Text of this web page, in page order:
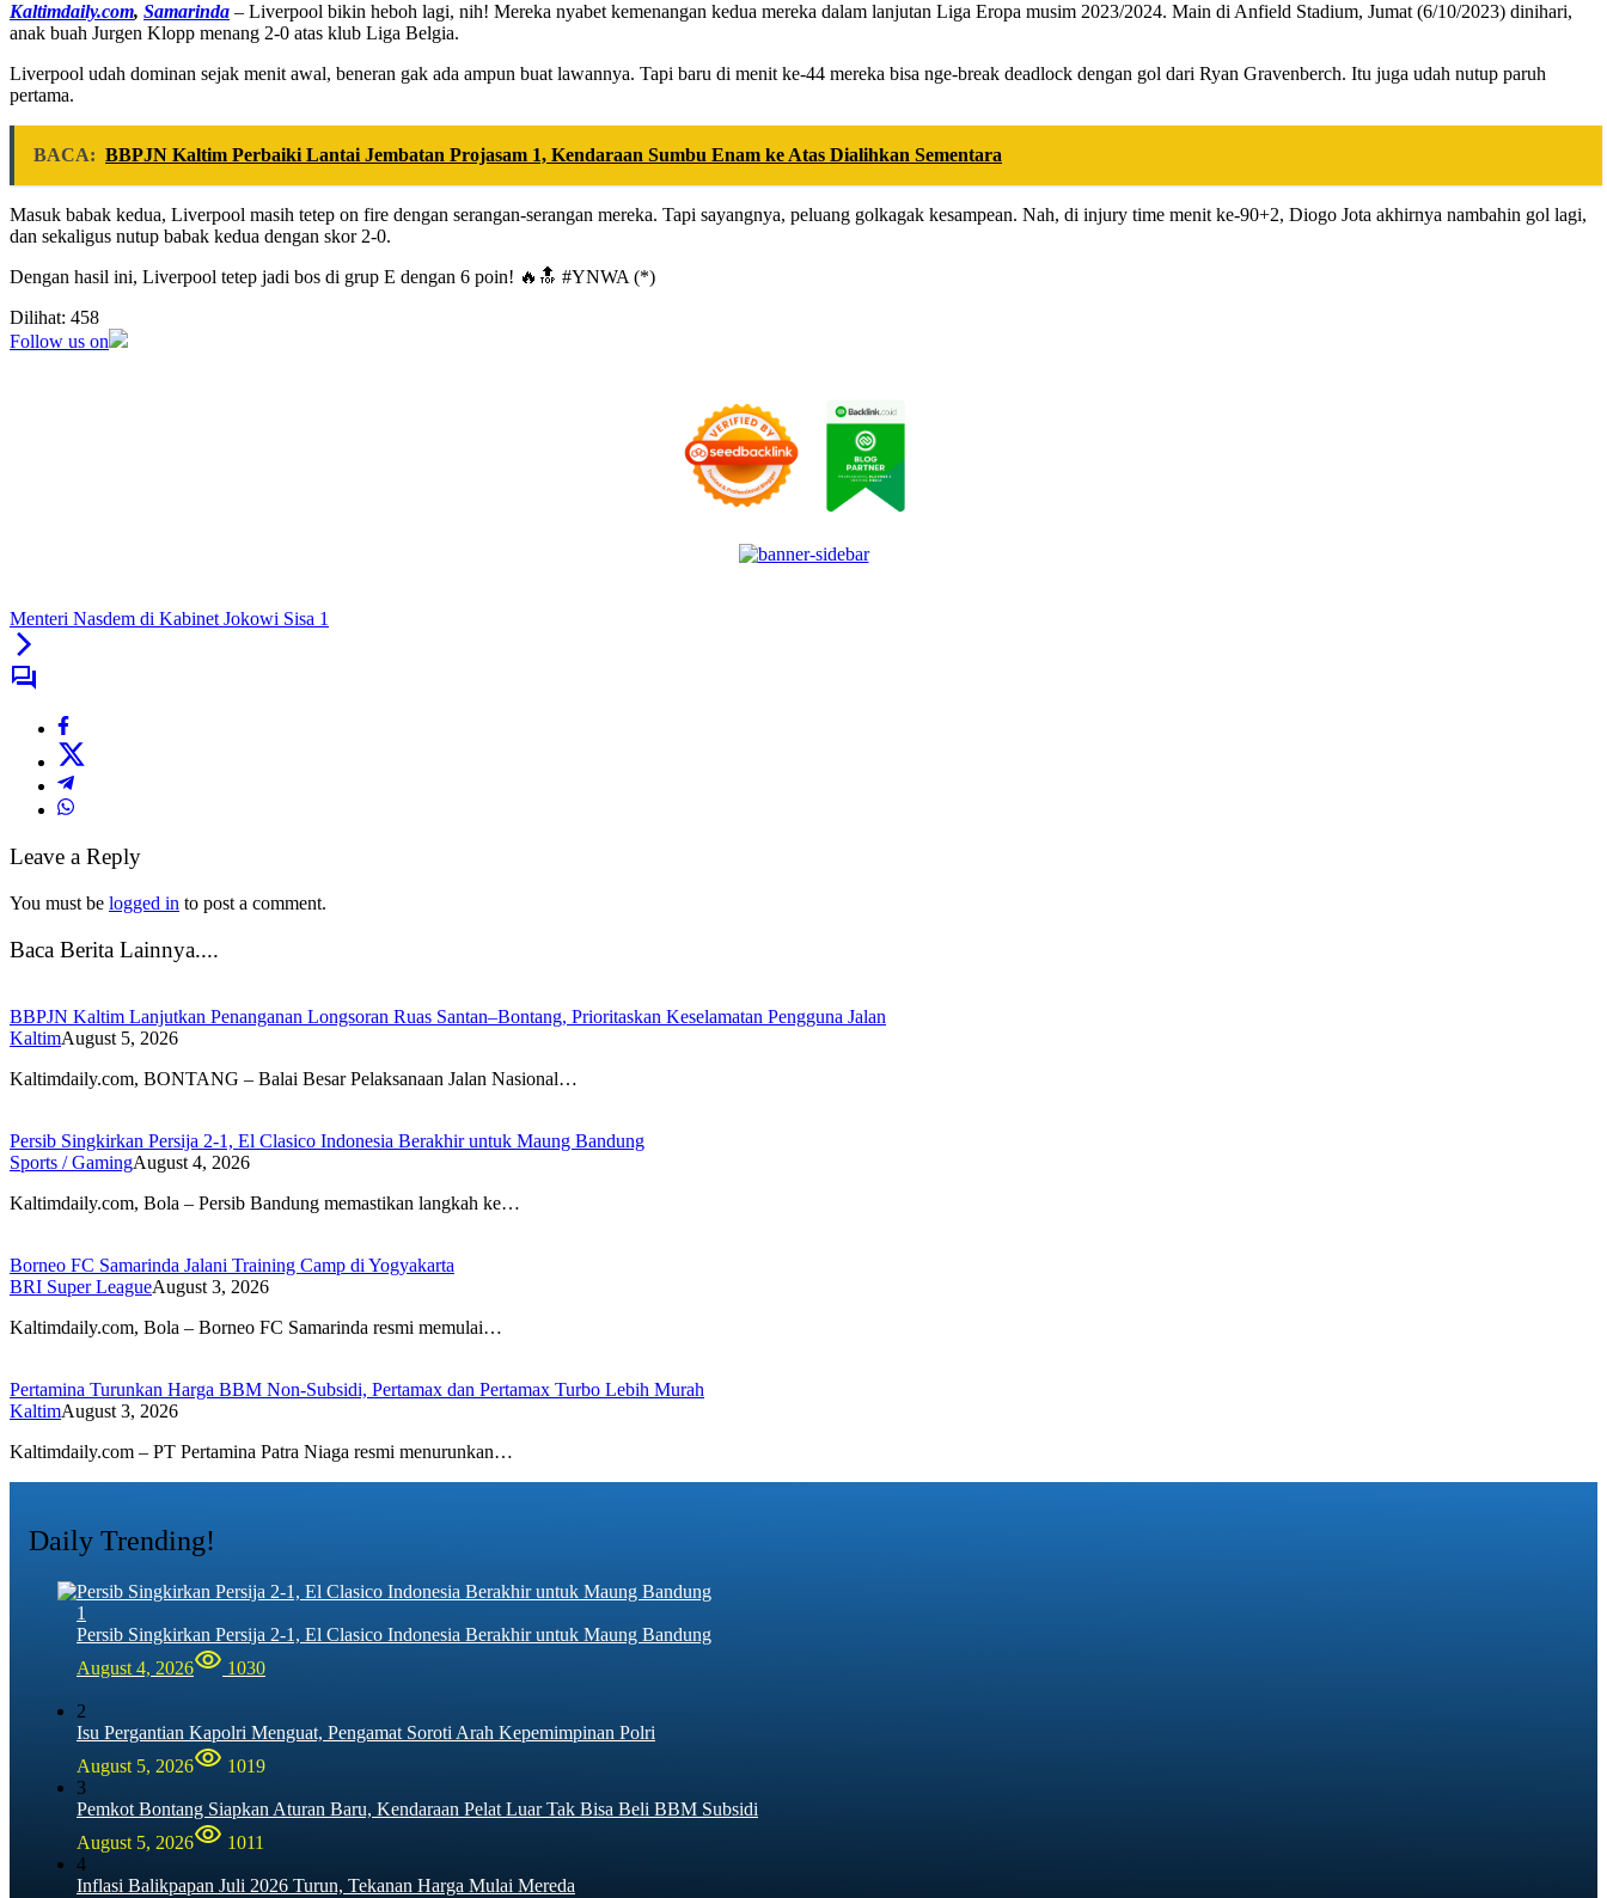
Kaltimdaily.com, Samarinda – Liverpool bikin heboh lagi, nih! Mereka nyabet kemenangan kedua mereka dalam lanjutan Liga Eropa musim 2023/2024. Main di Anfield Stadium, Jumat (6/10/2023) dinihari,
anak buah Jurgen Klopp menang 2-0 atas klub Liga Belgia.
Liverpool udah dominan sejak menit awal, beneran gak ada ampun buat lawannya. Tapi baru di menit ke-44 mereka bisa nge-break deadlock dengan gol dari Ryan Gravenberch. Itu juga udah nutup paruh
pertama.
BACA: BBPJN Kaltim Perbaiki Lantai Jembatan Projasam 1, Kendaraan Sumbu Enam ke Atas Dialihkan Sementara
Masuk babak kedua, Liverpool masih tetep on fire dengan serangan-serangan mereka. Tapi sayangnya, peluang golkagak kesampean. Nah, di injury time menit ke-90+2, Diogo Jota akhirnya nambahin gol lagi,
dan sekaligus nutup babak kedua dengan skor 2-0.
Dengan hasil ini, Liverpool tetep jadi bos di grup E dengan 6 poin! 🔥🔝 #YNWA (*)
Dilihat: 458
Follow us on
Menteri Nasdem di Kabinet Jokowi Sisa 1
Leave a Reply
You must be logged in to post a comment.
Baca Berita Lainnya....
BBPJN Kaltim Lanjutkan Penanganan Longsoran Ruas Santan–Bontang, Prioritaskan Keselamatan Pengguna Jalan
KaltimAugust 5, 2026
Kaltimdaily.com, BONTANG – Balai Besar Pelaksanaan Jalan Nasional…
Persib Singkirkan Persija 2-1, El Clasico Indonesia Berakhir untuk Maung Bandung
Sports / GamingAugust 4, 2026
Kaltimdaily.com, Bola – Persib Bandung memastikan langkah ke…
Borneo FC Samarinda Jalani Training Camp di Yogyakarta
BRI Super LeagueAugust 3, 2026
Kaltimdaily.com, Bola – Borneo FC Samarinda resmi memulai…
Pertamina Turunkan Harga BBM Non-Subsidi, Pertamax dan Pertamax Turbo Lebih Murah
KaltimAugust 3, 2026
Kaltimdaily.com – PT Pertamina Patra Niaga resmi menurunkan…
Daily Trending!
1
Persib Singkirkan Persija 2-1, El Clasico Indonesia Berakhir untuk Maung Bandung
August 4, 2026
1030
2
Isu Pergantian Kapolri Menguat, Pengamat Soroti Arah Kepemimpinan Polri
August 5, 2026
1019
3
Pemkot Bontang Siapkan Aturan Baru, Kendaraan Pelat Luar Tak Bisa Beli BBM Subsidi
August 5, 2026
1011
4
Inflasi Balikpapan Juli 2026 Turun, Tekanan Harga Mulai Mereda